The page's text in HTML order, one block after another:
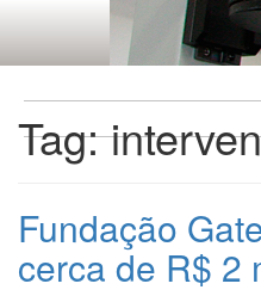
Tag:
Fundação
cerca de R$ 2